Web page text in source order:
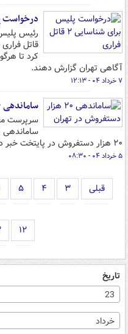
درخواست
قاتل
کرد تا
آگاهی تهران گزارش دهند.
۷ خرداد ۰۴ - ۱۲:۱۳
ساماندهی ۲۰ هزار دستفروش در تهران
سرپرست
ساماندهی
۲۰ هزار دستفروش در پایتخت خبر داد.
۵ خرداد ۰۴ - ۰۸:۳۰
قبلی ۳ ۴ ۵
۱۲
تاریخ
23
خرداد